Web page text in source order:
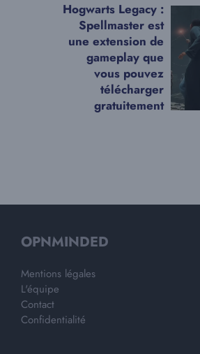
Hogwarts Legacy :
Spellmaster est
une extension de
gameplay que
vous pouvez
télécharger
gratuitement
OPNMINDED
Mentions légales
L'équipe
Contact
Confidentialité